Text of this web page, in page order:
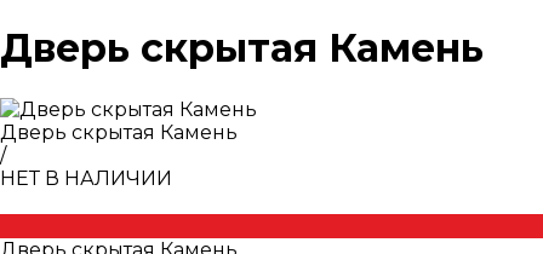
Дверь скрытая Камень
Дверь скрытая Камень
/
НЕТ В НАЛИЧИИ